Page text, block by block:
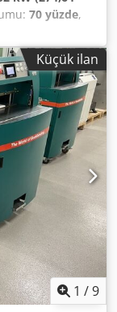
70 yüzde,
Saati: 9.139 saat
Sistemi
Kepçe,
– 800 mm
onarıma ihtiyaç
Zemin
Isuzu
3 x 3,40 m
ton.
Küçük ilan
1 /9